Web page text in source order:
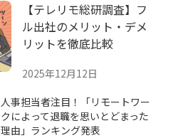
【テレリモ総研調査】フ
ル出社のメリット・デメ
リットを徹底比較
2025年12月12日
人事担当者注目！「リモートワー
クによって退職を思いとどまった
理由」ランキング発表